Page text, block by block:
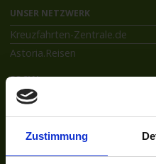
Zustimmung
UNSER NETZWERK
Kreuzfahrten-Zentrale.de
Astoria.Reisen
SOCIAL
Facebook
Instagram
INFORMATIONEN